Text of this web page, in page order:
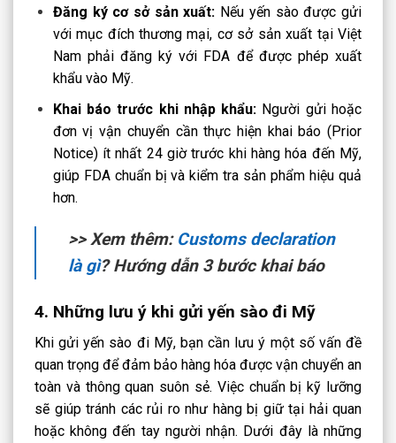
Đăng ký cơ sở sản xuất: Nếu yến sào được gửi
với mục đích thương mại, cơ sở sản xuất tại Việt
Nam phải đăng ký với FDA để được phép xuất
khẩu vào Mỹ.
Khai báo trước khi nhập khẩu: Người gửi hoặc
đơn vị vận chuyển cần thực hiện khai báo (Prior
Notice) ít nhất 24 giờ trước khi hàng hóa đến Mỹ,
giúp FDA chuẩn bị và kiểm tra sản phẩm hiệu quả
hơn.
>> Xem thêm: Customs declaration
là gì? Hướng dẫn 3 bước khai báo
4. Những lưu ý khi gửi yến sào đi Mỹ
Khi gửi yến sào đi Mỹ, bạn cần lưu ý một số vấn đề
quan trọng để đảm bảo hàng hóa được vận chuyển an
toàn và thông quan suôn sẻ. Việc chuẩn bị kỹ lưỡng
sẽ giúp tránh các rủi ro như hàng bị giữ tại hải quan
hoặc không đến tay người nhận. Dưới đây là những